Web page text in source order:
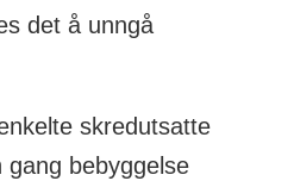
det å unngå
skredutsatte
gang bebyggelse